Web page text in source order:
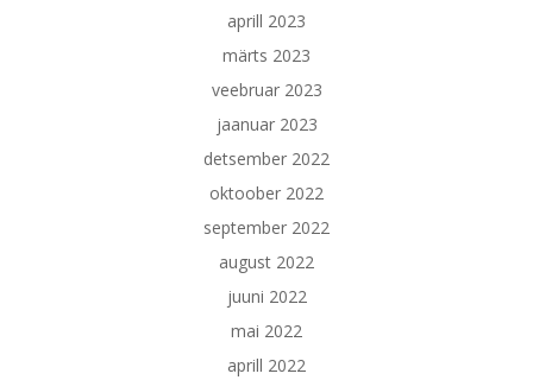
aprill 2023
märts 2023
veebruar 2023
jaanuar 2023
detsember 2022
oktoober 2022
september 2022
august 2022
juuni 2022
mai 2022
aprill 2022